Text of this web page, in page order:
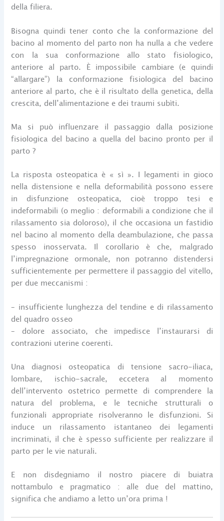
della filiera.
Bisogna quindi tener conto che la conformazione del
bacino al momento del parto non ha nulla a che vedere
con la sua conformazione allo stato fisiologico,
anteriore al parto. È impossibile cambiare (e quindi
“allargare”) la conformazione fisiologica del bacino
anteriore al parto, che è il risultato della genetica, della
crescita, dell’alimentazione e dei traumi subìti.
Ma si può influenzare il passaggio dalla posizione
fisiologica del bacino a quella del bacino pronto per il
parto ?
La risposta osteopatica è « sì ». I legamenti in gioco
nella distensione e nella deformabilità possono essere
in disfunzione osteopatica, cioè troppo tesi e
indeformabili (o meglio : deformabili a condizione che il
rilassamento sia doloroso), il che occasiona un fastidio
nel bacino al momento della deambulazione, che passa
spesso inosservata. Il corollario è che, malgrado
l’impregnazione ormonale, non potranno distendersi
sufficientemente per permettere il passaggio del vitello,
per due meccanismi :
– insufficiente lunghezza del tendine e di rilassamento
del quadro osseo
– dolore associato, che impedisce l’instaurarsi di
contrazioni uterine coerenti.
Una diagnosi osteopatica di tensione sacro-iliaca,
lombare, ischio-sacrale, eccetera al momento
dell’intervento ostetrico permette di comprendere la
natura del problema, e le tecniche strutturali o
funzionali appropriate risolveranno le disfunzioni. Si
induce un rilassamento istantaneo dei legamenti
incriminati, il che è spesso sufficiente per realizzare il
parto per le vie naturali.
E non disdegniamo il nostro piacere di buiatra
nottambulo e pragmatico : alle due del mattino,
significa che andiamo a letto un’ora prima !